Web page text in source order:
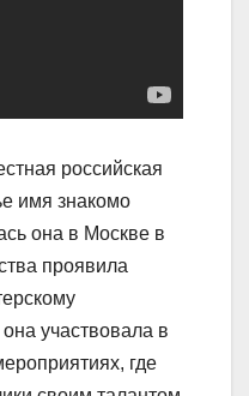
российская
имя знакомо
она в Москве в
проявила
участвовала в
где